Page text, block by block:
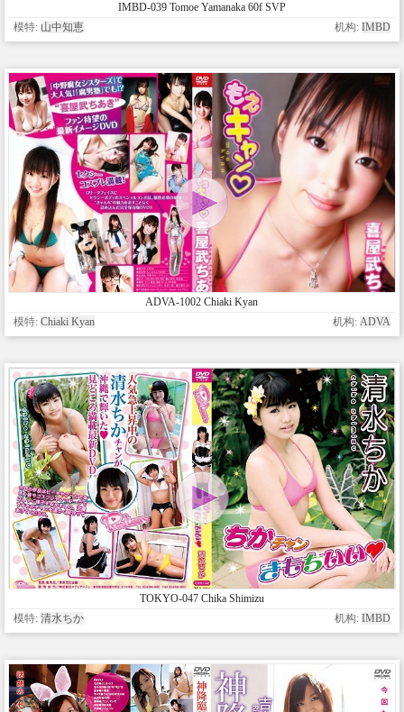
IMBD-039 Tomoe Yamanaka 60f SVP
模特: 山中知恵 机构: IMBD
ADVA-1002 Chiaki Kyan
模特: Chiaki Kyan 机构: ADVA
TOKYO-047 Chika Shimizu
模特: 清水ちか 机构: IMBD